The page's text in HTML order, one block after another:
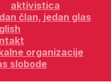
aktivistica
član, jedan glas
organizacije
slobode